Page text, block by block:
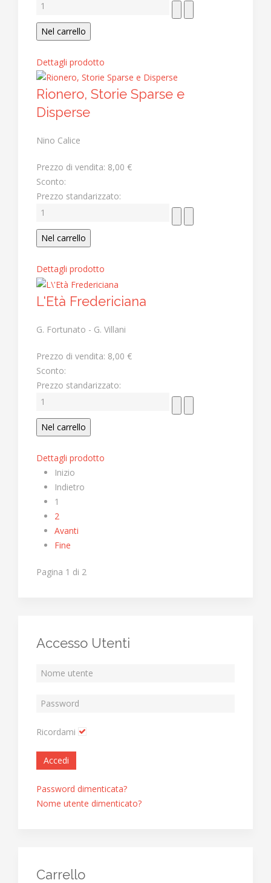
Dettagli prodotto
Rionero, Storie Sparse e
Disperse
Nino Calice
Prezzo di vendita: 8,00 €
Sconto:
Prezzo standarizzato:
Dettagli prodotto
L'Età Fredericiana
G. Fortunato - G. Villani
Prezzo di vendita: 8,00 €
Sconto:
Prezzo standarizzato:
Dettagli prodotto
Inizio
Indietro
1
2
Avanti
Fine
Pagina 1 di 2
Accesso Utenti
Ricordami
Accedi
Password dimenticata?
Nome utente dimenticato?
Carrello